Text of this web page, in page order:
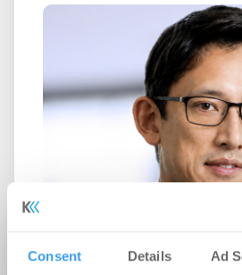
Consent Details Ad